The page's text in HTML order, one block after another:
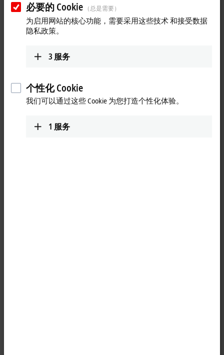
点）、电子传感器（比如：接近开关、光学传感器等）产生的
低/高控制信号。信号通过 EtherCAT 系统传输给上层的自动化
设备，进行进一步处理。不同型号的端子模块有不同的信号阈
结合输入/输出的端子模块等。
前 25 条
必要的 Cookie （总是需要）
为启用网站的核心功能，需要采用这些技术 和接受数据
隐私政策。
3 服务
个性化 Cookie
我们可以通过这些 Cookie 为您打造个性化体验。
1 服务